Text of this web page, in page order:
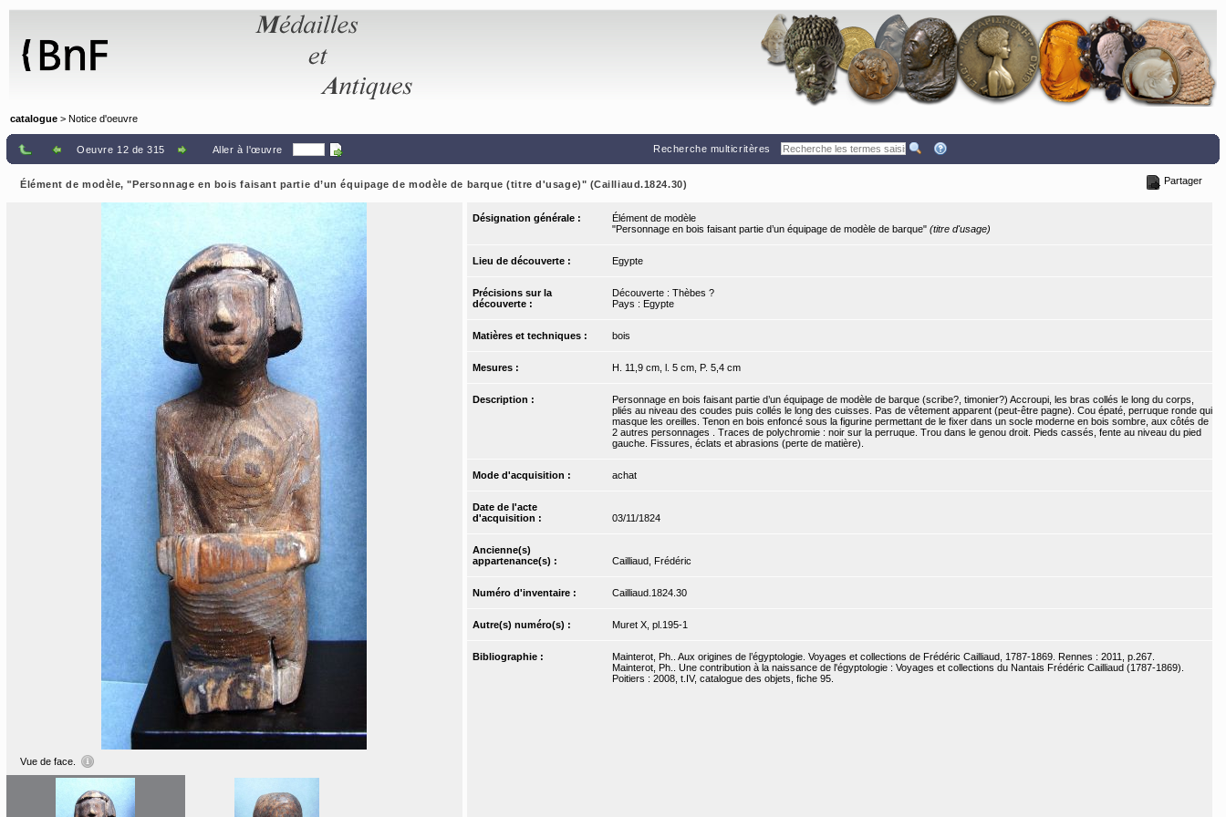
catalogue > Notice d'oeuvre
Oeuvre 12 de 315 Aller à l'œuvre Recherche multicritères
Élément de modèle, "Personnage en bois faisant partie d’un équipage de modèle de barque (titre d'usage)" (Cailliaud.1824.30) Partager
Vue de face.
Désignation générale :
Élément de modèle
"Personnage en bois faisant partie d’un équipage de modèle de barque" (titre d'usage)
Lieu de découverte : Egypte
Précisions sur la
découverte :
Découverte : Thèbes ?
Pays : Egypte
Matières et techniques : bois
Mesures : H. 11,9 cm, l. 5 cm, P. 5,4 cm
Description :
Personnage en bois faisant partie d’un équipage de modèle de barque (scribe?, timonier?) Accroupi, les bras collés le long du corps,
pliés au niveau des coudes puis collés le long des cuisses. Pas de vêtement apparent (peut-être pagne). Cou épaté, perruque ronde qui
masque les oreilles. Tenon en bois enfoncé sous la figurine permettant de le fixer dans un socle moderne en bois sombre, aux côtés de
2 autres personnages . Traces de polychromie : noir sur la perruque. Trou dans le genou droit. Pieds cassés, fente au niveau du pied
gauche. Fissures, éclats et abrasions (perte de matière).
Mode d'acquisition : achat
Date de l'acte
d'acquisition :
03/11/1824
Ancienne(s)
appartenance(s) :
Cailliaud, Frédéric
Numéro d'inventaire : Cailliaud.1824.30
Autre(s) numéro(s) : Muret X, pl.195-1
Bibliographie :
Mainterot, Ph.. Aux origines de l’égyptologie. Voyages et collections de Frédéric Cailliaud, 1787-1869. Rennes : 2011, p.267.
Mainterot, Ph.. Une contribution à la naissance de l'égyptologie : Voyages et collections du Nantais Frédéric Cailliaud (1787-1869).
Poitiers : 2008, t.IV, catalogue des objets, fiche 95.